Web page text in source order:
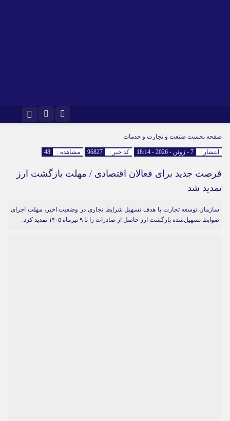
اینستاگرام
صفحه نخست صنعت و تجارت و خدمات
انتشار : 7 - ژوئن - 2026 - 18:14 کد خبر : 96827 مشاهده : 48
فرصت جدید برای فعالان اقتصادی / مهلت بازگشت ارز
تمدید شد
سازمان توسعه تجارت با هدف تسهیل شرایط تجاری در وضعیت اخیر، مهلت اجرای
ضوابط تسهیل‌شده بازگشت ارز حاصل از صادرات را تا ۹ تیرماه ۱۴۰۵ تمدید کرد.